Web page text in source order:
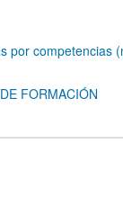
por competencias
FORMACIÓN